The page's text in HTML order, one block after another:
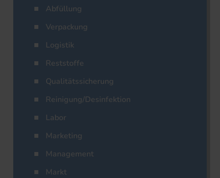
Abfüllung
Verpackung
Logistik
Reststoffe
Qualitätssicherung
Reinigung/Desinfektion
Labor
Marketing
Management
Markt